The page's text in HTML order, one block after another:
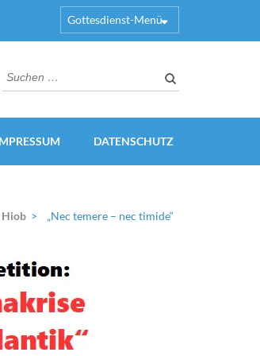
Gottesdienst-Menü
Suchen
nach:
DATENSCHUTZ
Hiob > „Nec temere – nec timide“